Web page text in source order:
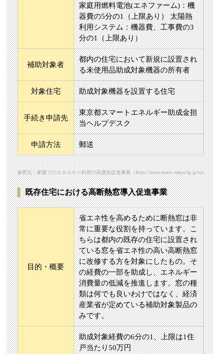
家庭用燃料電池(エネファーム)：機
器費の5分の1（上限あり） 太陽熱
利用システム：機器費、工事費の3
分の1（上限あり）
補助対象者
都内の住宅において新規に設置され
る未使用品助成対象機器の所有者
対象住宅 助成対象機器を設置する住宅
手続き申請先
東京都スマートエネルギー助成金担
当ヘルプデスク
申請方法 郵送
参照元：家庭でのエネルギー利用の高度化促進事業（https://www.metro.tokyo.lg.jp/tosei/
既存住宅における高断熱窓導入促進事業
目的・概要
省エネ性を高めるために断熱窓は非
常に重要な役割を持っています。こ
ちらは都内の既存の住宅に設置され
ている窓を省エネ性の高い高断熱窓
に改修する方を対象にしたもの。そ
の経費の一部を助成し、エネルギー
消費量の低減を推進します。窓の種
類は何でも良いわけではなく、経済
産業省が定めている補助対象製品の
みです。
助成対象経費の6分の1、上限は1住
戸当たり50万円